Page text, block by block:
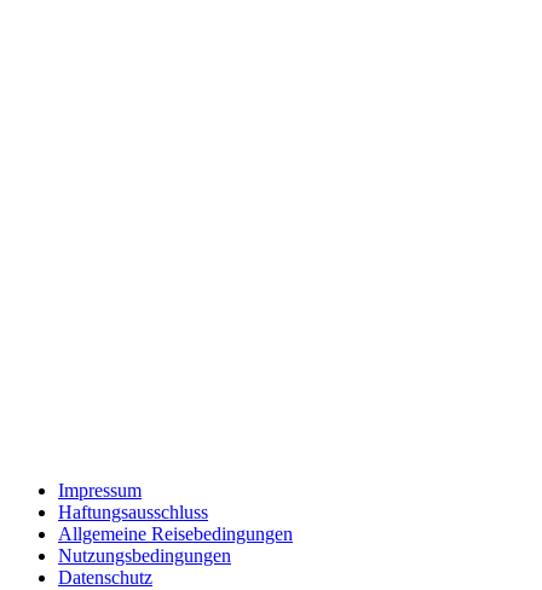
Impressum
Haftungsausschluss
Allgemeine Reisebedingungen
Nutzungsbedingungen
Datenschutz